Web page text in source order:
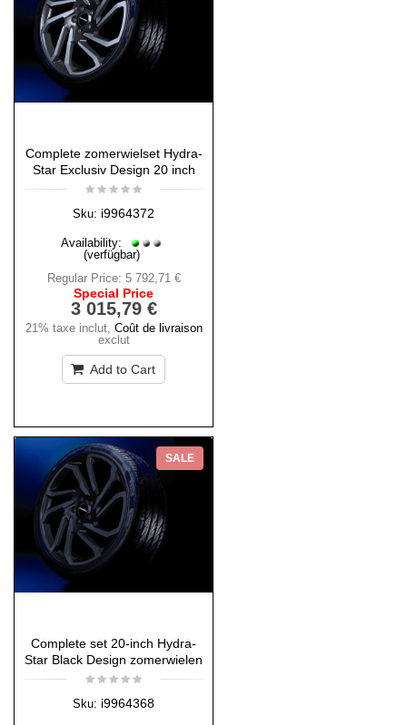
Complete zomerwielset Hydra-
Star Exclusiv Design 20 inch
Sku: i9964372
Availability:
(verfügbar)
Regular Price: 5 792,71 €
Special Price
3 015,79 €
21% taxe inclut, Coût de livraison
exclut
Add to Cart
SALE
Complete set 20-inch Hydra-
Star Black Design zomerwielen
Sku: i9964368